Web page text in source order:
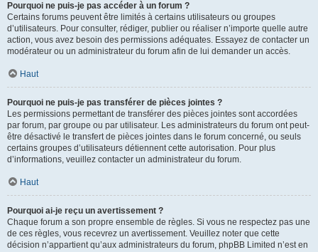
Pourquoi ne puis-je pas accéder à un forum ?
Certains forums peuvent être limités à certains utilisateurs ou groupes
d’utilisateurs. Pour consulter, rédiger, publier ou réaliser n’importe quelle autre
action, vous avez besoin des permissions adéquates. Essayez de contacter un
modérateur ou un administrateur du forum afin de lui demander un accès.
Haut
Pourquoi ne puis-je pas transférer de pièces jointes ?
Les permissions permettant de transférer des pièces jointes sont accordées
par forum, par groupe ou par utilisateur. Les administrateurs du forum ont peut-
être désactivé le transfert de pièces jointes dans le forum concerné, ou seuls
certains groupes d’utilisateurs détiennent cette autorisation. Pour plus
d’informations, veuillez contacter un administrateur du forum.
Haut
Pourquoi ai-je reçu un avertissement ?
Chaque forum a son propre ensemble de règles. Si vous ne respectez pas une
de ces règles, vous recevrez un avertissement. Veuillez noter que cette
décision n’appartient qu’aux administrateurs du forum, phpBB Limited n’est en